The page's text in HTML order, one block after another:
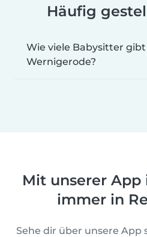
Häufig
Wie viele Babysitter gibt
Wernigerode?
Mit unserer
immer in
Sehe dir über unsere App